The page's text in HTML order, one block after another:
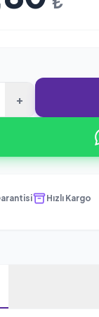
+
Hızlı Kargo